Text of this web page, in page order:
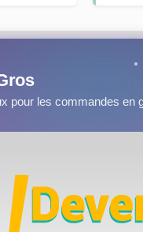
pour les commandes en